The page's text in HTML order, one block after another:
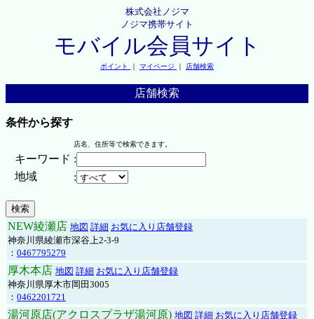
株式会社ノジマ
ノジマ携帯サイト
モバイル会員サイト
ポイント ｜ マイページ ｜ 店舗検索
店舗検索
条件から探す
店名、住所等で検索できます。
キーワード :
地域
:
NEW綾瀬店 地図 詳細 お気に入り店舗登録
神奈川県綾瀬市深谷上2-3-9
： 0467795279
厚木本店 地図 詳細 お気に入り店舗登録
神奈川県厚木市岡田3005
： 0462201721
湯河原店(アクロスプラザ湯河原) 地図 詳細 お気に入り店舗登録